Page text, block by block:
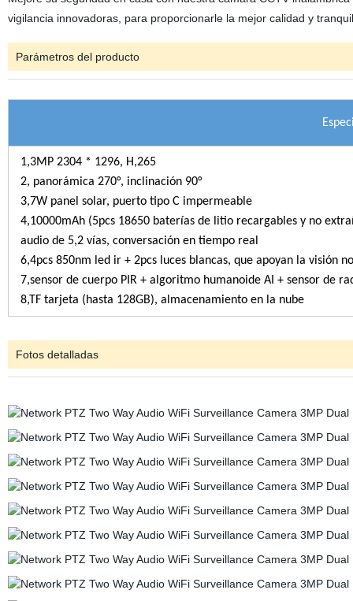
vigilancia innovadoras, para proporcionarle la mejor calidad y
Parámetros del producto
1,3MP 2304 * 1296, H,265
2, panorámica 270°, inclinación 90°
3,7W panel solar, puerto tipo C impermeable
4,10000mAh (5pcs 18650 baterías de litio recargables y no
audio de 5,2 vías, conversación en tiempo real
6,4pcs 850nm led ir + 2pcs luces blancas, que apoyan
7,sensor de cuerpo PIR + algoritmo humanoide AI + sensor de
8,TF tarjeta (hasta 128GB), almacenamiento en la nube
Fotos detalladas